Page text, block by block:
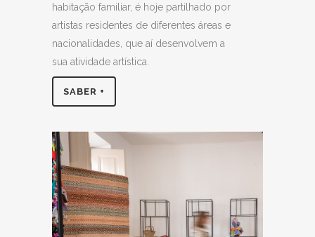
habitação familiar, é hoje partilhado por
artistas residentes de diferentes áreas e
nacionalidades, que aí desenvolvem a
sua atividade artística.
SABER +